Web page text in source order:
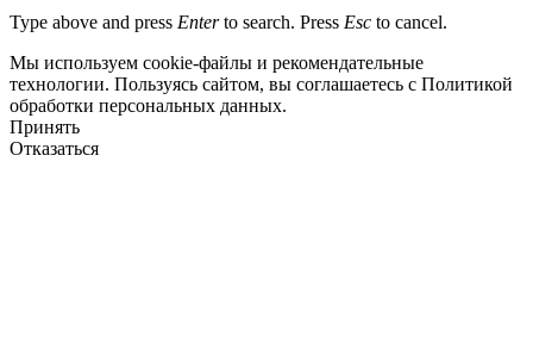
Type above and press Enterto search. Press Esc to cancel.
Мы используем cookie-файлы и рекомендательные
технологии. Пользуясь сайтом, вы соглашаетесь с Политикой
обработки персональных данных.
Принять
Отказаться